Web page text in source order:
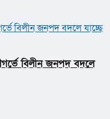
বিলীন জনপদ বদলে